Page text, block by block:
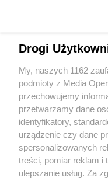
Wydawca mediów
Nie zapomnij
zapoznać się z:
polityką
Twojemiasto
Drogi
My, naszych 1162
podmioty z Media
przechowujemy
przetwarzamy dane
identyfikatory,
urządzenie czy dane
spersonalizowanych
treści, pomiar reklam i
ulepszanie usług. Za